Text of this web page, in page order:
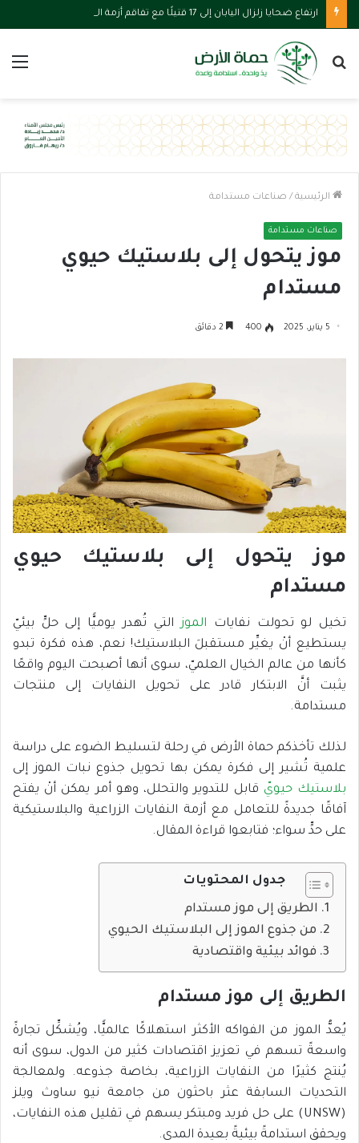
ارتفاع ضحايا زلزال اليابان إلى 17 قتيلًا مع تفاقم أزمة المياه والحرارة
بحث
الرئيسية / صناعات مستدامة
صناعات مستدامة
موز يتحول إلى بلاستيك حيوي
مستدام
5 يناير، 2025 400
موز يتحول إلى بلاستيك حيوي
مستدام
تخيل لو تحولت نفايات الموزالتي تُهدر يوميًّا إلى حلٍّ بيئيّ
يستطيع أنْ يغيِّر مستقبلَ البلاستيك! نعم، هذه فكرة تبدو
كأنها من عالم الخيال العلميّ، سوى أنها أصبحت اليوم واقعًا
يثبت أنَّ الابتكار قادر على تحويل النفايات إلى منتجات
مستدامة.
لذلك تأخذكم حماة الأرض في رحلة لتسليط الضوء على دراسة
علمية تُشير إلى فكرة يمكن بها تحويل جذوع نبات الموز إلى
بلاستيك حيوي ّ قابل للتدوير والتحلل، وهو أمر يمكن أنْ يفتح
آفاقًا جديدةً للتعامل مع أزمة النفايات الزراعية والبلاستيكية
على حدٍّ سواء؛ فتابعوا قراءة المقال.
جدول المحتويات
الطريق إلى موز مستدام
من جذوع الموز إلى البلاستيك الحيوي
فوائد بيئية واقتصادية
الطريق إلى موز مستدام
يُعدُّ الموز من الفواكه الأكثر استهلاكًا عالميًّا، ويُشكِّل تجارةً
واسعةً تسهم في تعزيز اقتصادات كثير من الدول، سوى أنه
يُنتج كثيرًا من النفايات الزراعية، بخاصة جذوعه. ولمعالجة
التحديات السابقة عثر باحثون من جامعة نيو ساوث ويلز
(UNSW) على حل فريد ومبتكر يسهم في تقليل هذه النفايات،
ويحقق استدامةً بيئيةً بعيدة المدى.